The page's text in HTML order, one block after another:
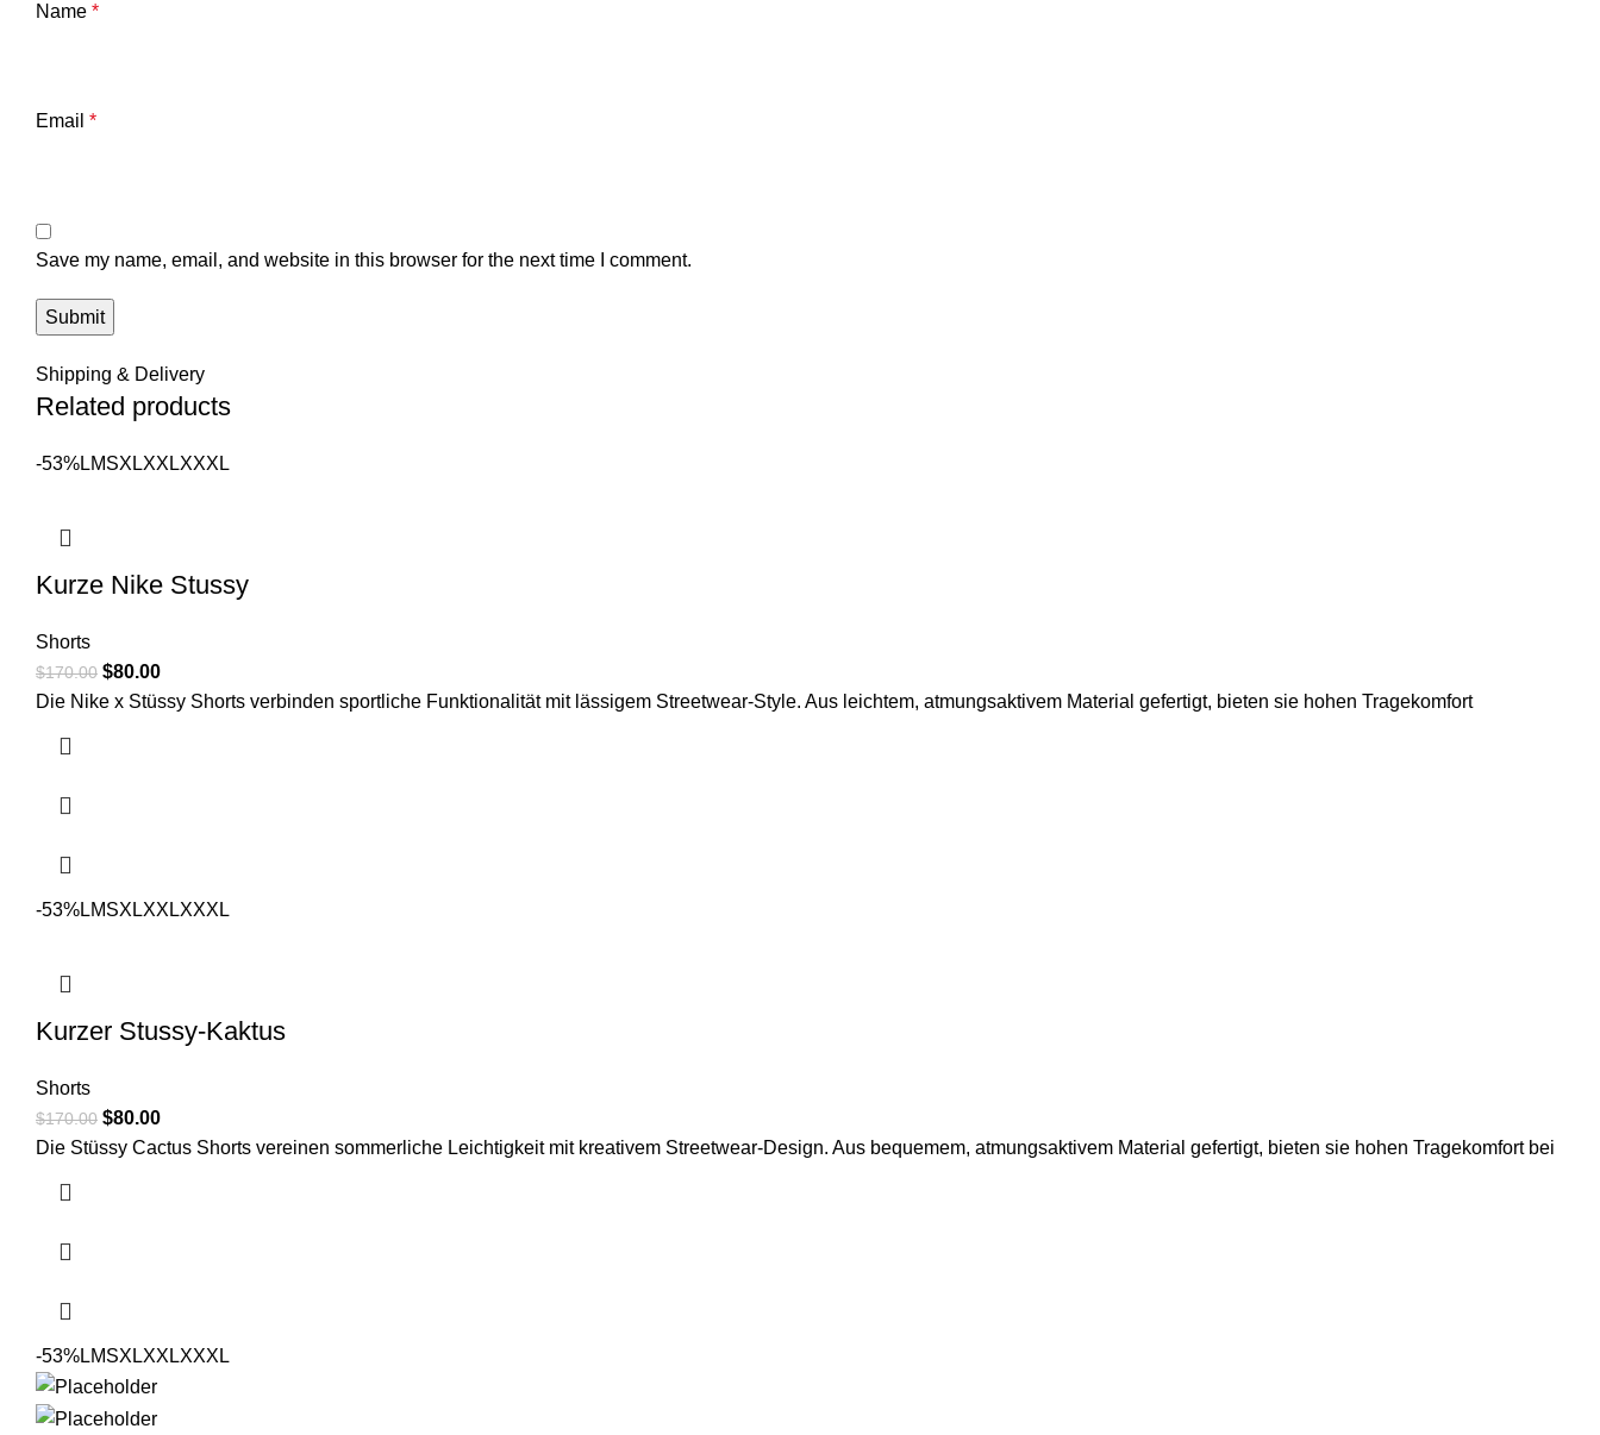
Name *
Email *
Save my name, email, and website in this browser for the next time I comment.
Shipping & Delivery
Related products
-53%LMSXLXXLXXXL
Kurze Nike Stussy
Shorts
$170.00 Original
price
$80.00Current
price
Die Nike x Stüssy Shorts verbinden sportliche Funktionalität mit lässigem Streetwear-Style. Aus leichtem, atmungsaktivem Material gefertigt, bieten sie hohen Tragekomfort
-53%LMSXLXXLXXXL
Kurzer Stussy-Kaktus
Shorts
$170.00 Original
price
$80.00Current
price
Die Stüssy Cactus Shorts vereinen sommerliche Leichtigkeit mit kreativem Streetwear-Design. Aus bequemem, atmungsaktivem Material gefertigt, bieten sie hohen Tragekomfort bei
-53%LMSXLXXLXXXL